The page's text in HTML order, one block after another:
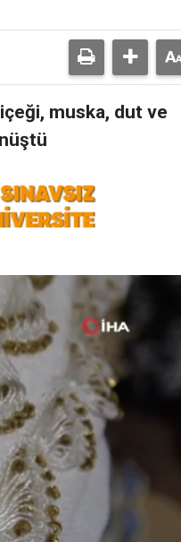
muska, dut ve